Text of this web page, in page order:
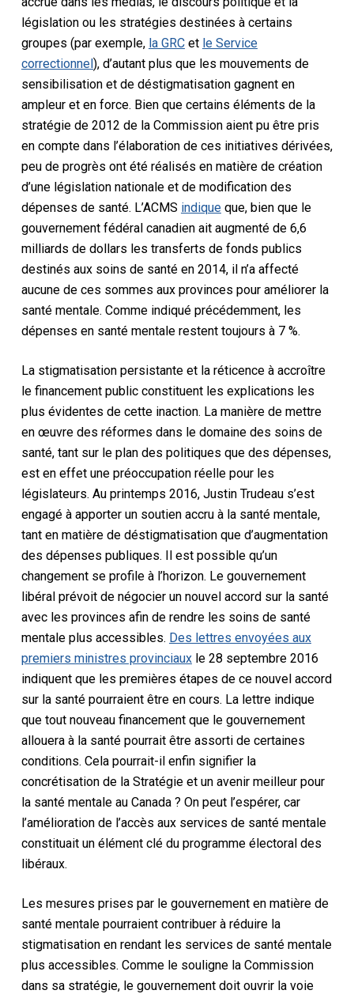
législation ou les stratégies destinées à certains
groupes (par exemple, la GRCet le Service
correctionnel), d’autant plus que les mouvements de
sensibilisation et de déstigmatisation gagnent en
ampleur et en force. Bien que certains éléments de la
stratégie de 2012 de la Commission aient pu être pris
en compte dans l’élaboration de ces initiatives dérivées,
peu de progrès ont été réalisés en matière de création
d’une législation nationale et de modification des
dépenses de santé. L’ACMS indiqueque, bien que le
gouvernement fédéral canadien ait augmenté de 6,6
milliards de dollars les transferts de fonds publics
destinés aux soins de santé en 2014, il n’a affecté
aucune de ces sommes aux provinces pour améliorer la
santé mentale. Comme indiqué précédemment, les
dépenses en santé mentale restent toujours à 7 %.
La stigmatisation persistante et la réticence à accroître
le financement public constituent les explications les
plus évidentes de cette inaction. La manière de mettre
en œuvre des réformes dans le domaine des soins de
santé, tant sur le plan des politiques que des dépenses,
est en effet une préoccupation réelle pour les
législateurs. Au printemps 2016, Justin Trudeau s’est
engagé à apporter un soutien accru à la santé mentale,
tant en matière de déstigmatisation que d’augmentation
des dépenses publiques. Il est possible qu’un
changement se profile à l’horizon. Le gouvernement
libéral prévoit de négocier un nouvel accord sur la santé
avec les provinces afin de rendre les soins de santé
mentale plus accessibles. Des lettres envoyées aux
premiers ministres provinciauxle 28 septembre 2016
indiquent que les premières étapes de ce nouvel accord
sur la santé pourraient être en cours. La lettre indique
que tout nouveau financement que le gouvernement
allouera à la santé pourrait être assorti de certaines
conditions. Cela pourrait-il enfin signifier la
concrétisation de la Stratégie et un avenir meilleur pour
la santé mentale au Canada ? On peut l’espérer, car
l’amélioration de l’accès aux services de santé mentale
constituait un élément clé du programme électoral des
libéraux.
Les mesures prises par le gouvernement en matière de
santé mentale pourraient contribuer à réduire la
stigmatisation en rendant les services de santé mentale
plus accessibles. Comme le souligne la Commission
dans sa stratégie, le gouvernement doit ouvrir la voie